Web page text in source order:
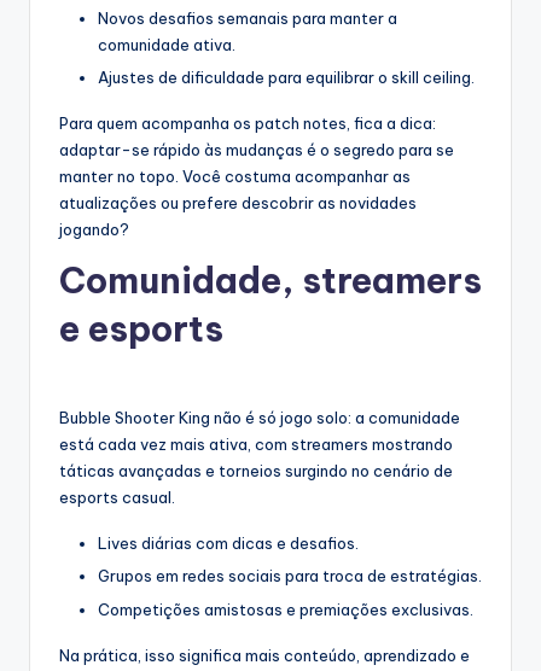
Novos desafios semanais para manter a
comunidade ativa.
Ajustes de dificuldade para equilibrar o skill ceiling.
Para quem acompanha os patch notes, fica a dica:
adaptar-se rápido às mudanças é o segredo para se
manter no topo. Você costuma acompanhar as
atualizações ou prefere descobrir as novidades
jogando?
Comunidade, streamers
e esports
Bubble Shooter King não é só jogo solo: a comunidade
está cada vez mais ativa, com streamers mostrando
táticas avançadas e torneios surgindo no cenário de
esports casual.
Lives diárias com dicas e desafios.
Grupos em redes sociais para troca de estratégias.
Competições amistosas e premiações exclusivas.
Na prática, isso significa mais conteúdo, aprendizado e